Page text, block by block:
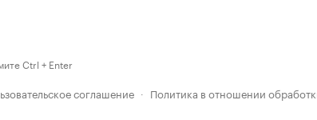
Ctrl + Enter
соглашение · Политика в отношении